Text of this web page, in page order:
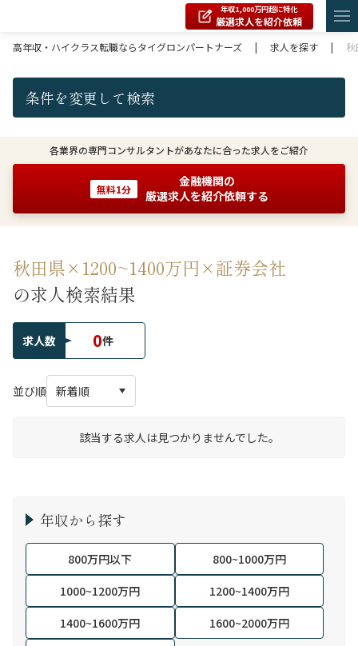
年収1,000万円超に特化
厳選求人を紹介依頼
高年収・ハイクラス転職ならタイグロンパートナーズ
| 求人を探す |
条件を変更して検索
各業界の専門コンサルタントがあなたに合った求人をご紹介
無料1分
金融機関の
厳選求人を紹介依頼する
秋田県×1200~1400万円×証券会社
の求人検索結果
求人数 0件
並び順
該当する求人は見つかりませんでした。
年収から探す
800万円以下
800~1000万円
1000~1200万円
1200~1400万円
1400~1600万円
1600~2000万円